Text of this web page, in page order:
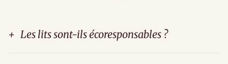
+ Les lits sont-ils écoresponsables ?